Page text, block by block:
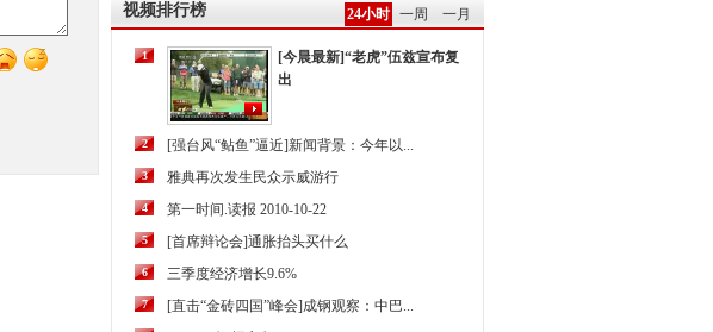
视频排行榜 24小时 一周 一月
1
[今晨最新]“老虎”伍兹宣布复
出
2 [强台风“鲇鱼”逼近]新闻背景：今年以...
3 雅典再次发生民众示威游行
4 第一时间.读报 2010-10-22
5 [首席辩论会]通胀抬头买什么
6 三季度经济增长9.6%
7 [直击“金砖四国”峰会]成钢观察：中巴...